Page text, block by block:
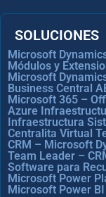
SOLUCIONES
Microsoft
Módulos y
Microsoft
Business Central
Microsoft 365 –
Azure
Infraestructura
Centralita Virtual
CRM – Microsoft
Team Leader –
Software para
Microsoft Power
Microsoft Power BI